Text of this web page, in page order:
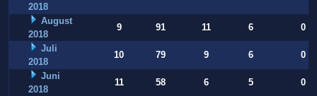
2018
August
2018
9 91 11 6
0
Juli
2018
10 79 9 6
0
Juni
2018
11 58 6 5 0